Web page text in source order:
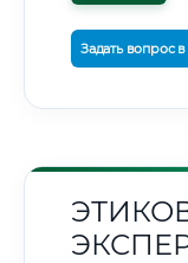
Задать вопрос